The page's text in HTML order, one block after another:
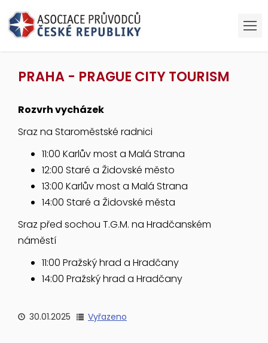
PRAHA - PRAGUE CITY TOURISM
Rozvrh vycházek
Sraz na Staroměstské radnici
11:00 Karlův most a Malá Strana
12:00 Staré a Židovské město
13:00 Karlův most a Malá Strana
14:00 Staré a Židovské města
Sraz před sochou T.G.M. na Hradčanském
náměstí
11:00 Pražský hrad a Hradčany
14:00 Pražský hrad a Hradčany
30.01.2025 Vyřazeno